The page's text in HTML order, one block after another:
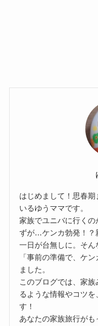
はじめまして！思春
いるゆうママです。
家族でユニバに行く
ずが…ケンカ勃発！？
一日が台無しに。そ
「事前の準備で、ケ
ました。
このブログでは、家
るような情報やコツ
す！
あなたの家族旅行が